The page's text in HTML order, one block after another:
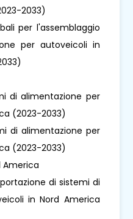
2033)
per l'assemblaggio
per autoveicoli in
di alimentazione per
(2023-2033)
di alimentazione per
(2023-2033)
America
di sistemi di
in Nord America